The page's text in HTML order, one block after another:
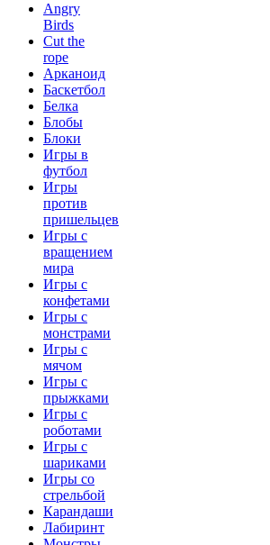
Angry
Birds
Cut the
rope
Арканоид
Баскетбол
Белка
Блобы
Блоки
Игры в
футбол
Игры
против
пришельцев
Игры с
вращением
мира
Игры с
конфетами
Игры с
монстрами
Игры с
мячом
Игры с
прыжками
Игры с
роботами
Игры с
шариками
Игры со
стрельбой
Карандаши
Лабиринт